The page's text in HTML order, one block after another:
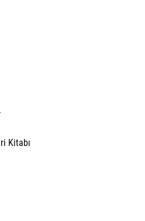
Kitabı